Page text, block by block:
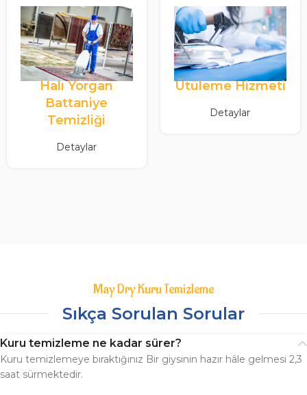
Halı Yorgan
Battaniye
Temizliği
Detaylar
Ütüleme Hizmeti
Detaylar
May Dry Kuru Temizleme
Sıkça Sorulan Sorular
Kuru temizleme ne kadar sürer?
Kuru temizlemeye bıraktığınız Bir giysinin hazır hâle gelmesi 2,3
saat sürmektedir.